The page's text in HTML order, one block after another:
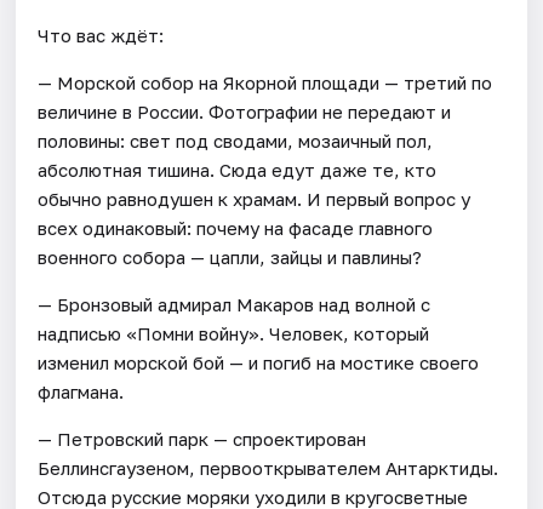
Что вас ждёт:
— Морской собор на Якорной площади — третий по
величине в России. Фотографии не передают и
половины: свет под сводами, мозаичный пол,
абсолютная тишина. Сюда едут даже те, кто
обычно равнодушен к храмам. И первый вопрос у
всех одинаковый: почему на фасаде главного
военного собора — цапли, зайцы и павлины?
— Бронзовый адмирал Макаров над волной с
надписью «Помни войну». Человек, который
изменил морской бой — и погиб на мостике своего
флагмана.
— Петровский парк — спроектирован
Беллинсгаузеном, первооткрывателем Антарктиды.
Отсюда русские моряки уходили в кругосветные